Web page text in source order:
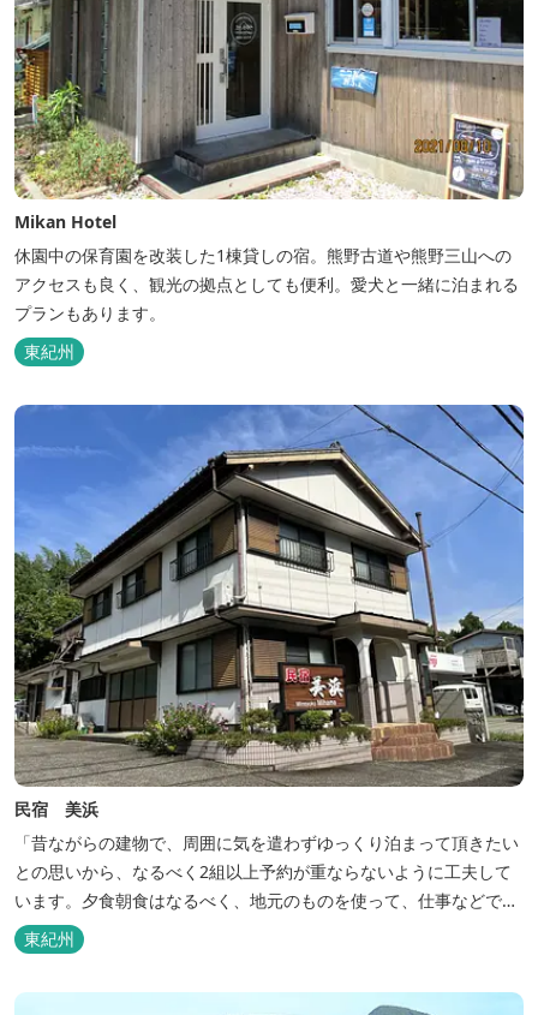
Mikan Hotel
休園中の保育園を改装した1棟貸しの宿。熊野古道や熊野三山への
アクセスも良く、観光の拠点としても便利。愛犬と一緒に泊まれる
プランもあります。
東紀州
民宿 美浜
「昔ながらの建物で、周囲に気を遣わずゆっくり泊まって頂きたい
との思いから、なるべく2組以上予約が重ならないように工夫して
います。夕食朝食はなるべく、地元のものを使って、仕事などで連
泊の方には日替わりでご用意します。」オーナー様談。もし重なっ
た場合は、ごめんなさい。
東紀州